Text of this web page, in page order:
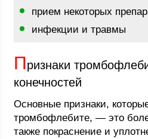
прием некоторых
инфекции и травмы
Признаки
конечностей
Основные признаки,
тромбофлебите, — это
также покраснение и